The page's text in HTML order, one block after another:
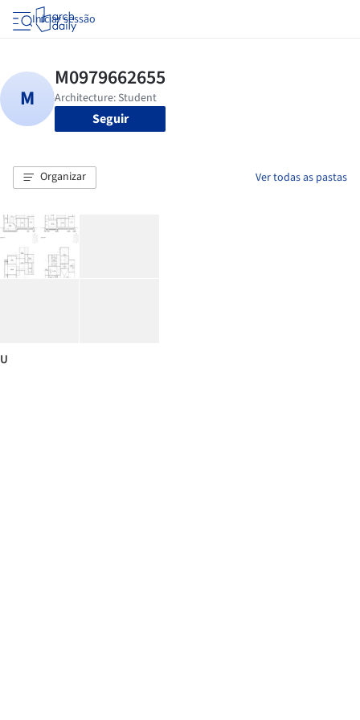
Iniciar sessão
Seguir
Organizar Ver todas as pastas
U